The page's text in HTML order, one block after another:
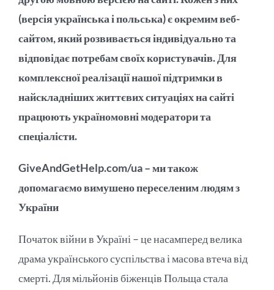
(версія українська і польська) є окремим веб-
сайтом, який розвивається індивідуально та
відповідає потребам своїх користувачів. Для
комплексної реалізації нашої підтримки в
найскладніших життєвих ситуаціях на сайті
працюють україномовні модератори та
спеціалісти.
GiveAndGetHelp.com/ua – ми також
допомагаємо вимушено переселеним людям з
України
Початок війни в Україні – це насамперед велика
драма українського суспільства і масова втеча від
смерті. Для мільйонів біженців Польща стала